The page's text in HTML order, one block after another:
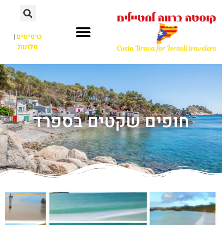
כרטיסים|
מלונות
חופים שקטים בספרד